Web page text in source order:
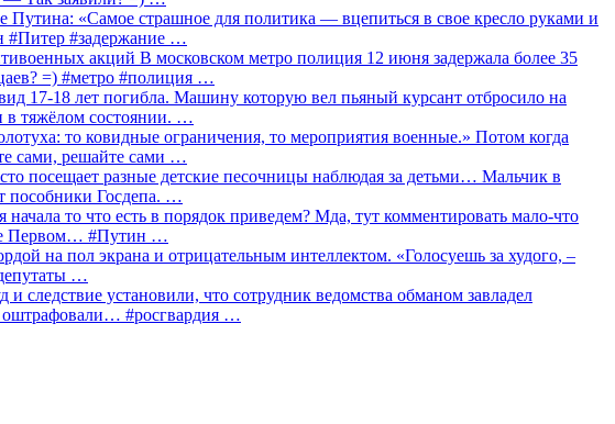
Путина: «Самое страшное для политика — вцепиться в свое кресло руками и
#Питер #задержание …
акций В московском метро полиция 12 июня задержала более 35
=) #метро #полиция …
17-18 лет погибла. Машину которую вел пьяный курсант отбросило на
в тяжёлом состоянии. …
то ковидные ограничения, то мероприятия военные.» Потом когда
сами, решайте сами …
посещает разные детские песочницы наблюдая за детьми… Мальчик в
пособники Госдепа. …
то что есть в порядок приведем? Мда, тут комментировать мало-что
Первом… #Путин …
на пол экрана и отрицательным интеллектом. «Голосуешь за худого, –
…
установили, что сотрудник ведомства обманом завладел
оштрафовали… #росгвардия …